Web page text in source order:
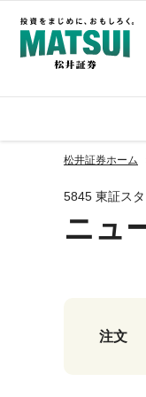
松井証券ホーム
5845 東証ス
ニュ
注文